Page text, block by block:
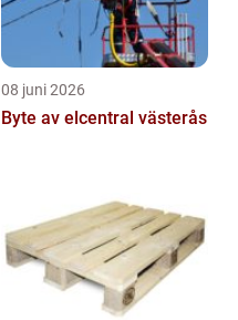
08 juni 2026
Byte av elcentral västerås